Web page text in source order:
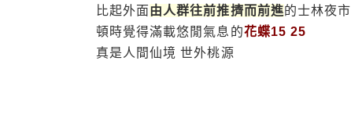
比起外面由人群往前推擠而前進的士林夜市
頓時覺得滿載悠閒氣息的花蝶15 25
真是人間仙境 世外桃源